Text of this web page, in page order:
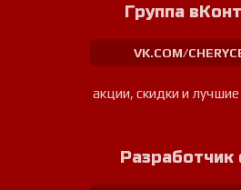
Группа
VK.COM/
акции, скидки и
Разработчик